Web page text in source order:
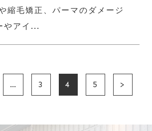
縮毛矯正、パーマのダメージ
やアイ...
… 3 4 5 >